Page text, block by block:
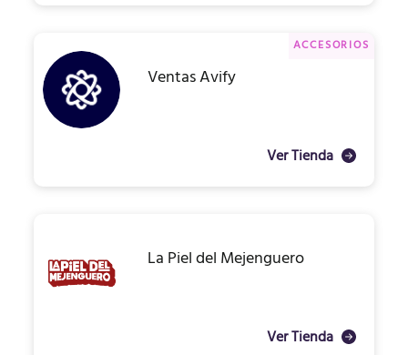
ACCESORIOS
Ventas Avify
Ver Tienda
La Piel del Mejenguero
Ver Tienda